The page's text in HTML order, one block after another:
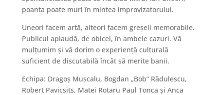
poanta poate muri în mintea improvizatorului.
Uneori facem artă, alteori facem greșeli memorabile.
Publicul aplaudă, de obicei, în ambele cazuri. Vă
mulțumim și vă dorim o experiență culturală
suficient de discutabilă încât să merite banii.
Echipa: Dragoș Muscalu, Bogdan „Bob” Rădulescu,
Robert Pavicsits, Matei Rotaru Paul Tonca și Anca